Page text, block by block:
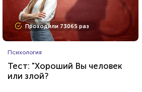
Проходили 9707 раз
Тест на уникальность: "Что
Вы видите первым?"
Проходили 73065 раз
Психология
Тест: "Хороший Вы человек
или злой?